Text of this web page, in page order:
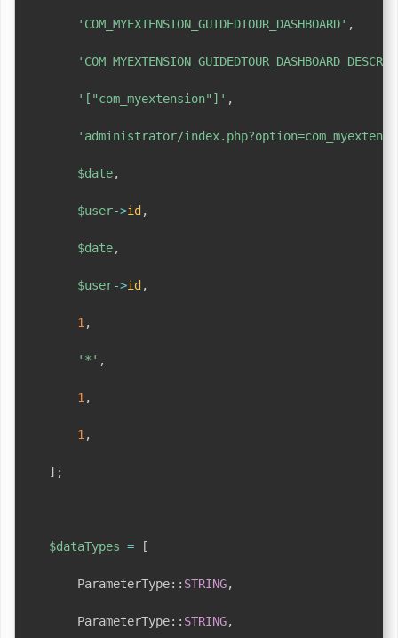
'COM_MYEXTENSION_GUIDEDTOUR_DASHBOARD' ,
'["com_myextension"]' ,
'administrator/
$date,
$user->id ,
$date,
$user->id ,
1 ,
'*' ,
1 ,
1 ,
] ;
$dataTypes = [
ParameterType:: STRING,
ParameterType:: STRING,